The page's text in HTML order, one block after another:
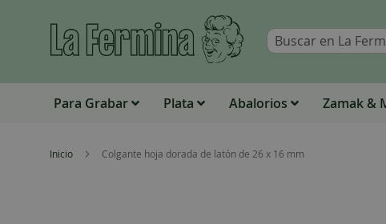
Para Grabar Plata Abalorios Zamak &
Inicio Colgante hoja dorada de latón de 26 x 16 mm